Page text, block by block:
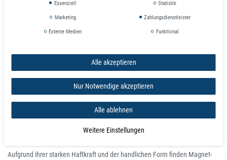
Temperatur max. 80 °C
Toleranz +/- 0,1 mm
Gewicht 0,000497 kg
Wofür werden Magnetkugeln verwendet
Neodym Magnetwürfel Set aus 216 Stück, 216 Neodym-Magnetkugeln,
Aufgrund ihrer starken Haftkraft und der handlichen Form finden Magnet-
Essenziell Statistik
Marketing Zahlungsdienstleister
Externe Medien Funktional
Alle akzeptieren
Nur Notwendige akzeptieren
Alle ablehnen
Weitere Einstellungen